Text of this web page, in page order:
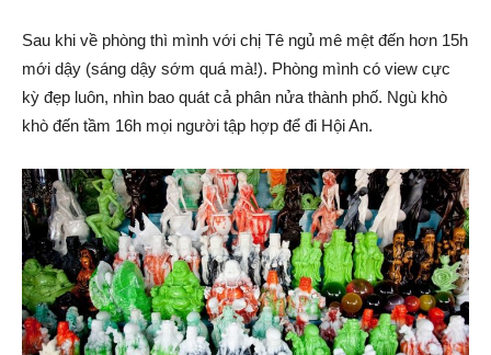
Sau khi về phòng thì mình với chị Tê ngủ mê mệt đến hơn 15h
mới dậy (sáng dậy sớm quá mà!). Phòng mình có view cực
kỳ đẹp luôn, nhìn bao quát cả phân nửa thành phố. Ngù khò
khò đến tầm 16h mọi người tập hợp để đi Hội An.